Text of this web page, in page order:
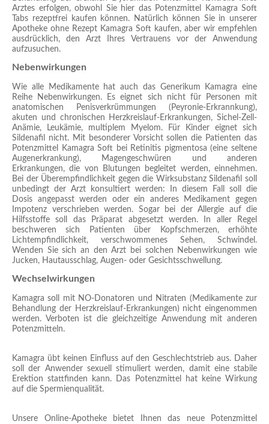
Arztes erfolgen, obwohl Sie hier das Potenzmittel Kamagra Soft
Tabs rezeptfrei kaufen können. Natürlich können Sie in unserer
Apotheke ohne Rezept Kamagra Soft kaufen, aber wir empfehlen
ausdrücklich, den Arzt Ihres Vertrauens vor der Anwendung
aufzusuchen.
Nebenwirkungen
Wie alle Medikamente hat auch das Generikum Kamagra eine
Reihe Nebenwirkungen. Es eignet sich nicht für Personen mit
anatomischen Penisverkrümmungen (Peyronie-Erkrannkung),
akuten und chronischen Herzkreislauf-Erkrankungen, Sichel-Zell-
Anämie, Leukämie, multiplem Myelom. Für Kinder eignet sich
Sildenafil nicht. Mit besonderer Vorsicht sollen die Patienten das
Potenzmittel Kamagra Soft bei Retinitis pigmentosa (eine seltene
Augenerkrankung), Magengeschwüren und anderen
Erkrankungen, die von Blutungen begleitet werden, einnehmen.
Bei der Überempfindlichkeit gegen die Wirksubstanz Sildenafil soll
unbedingt der Arzt konsultiert werden: In diesem Fall soll die
Dosis angepasst werden oder ein anderes Medikament gegen
Impotenz verschrieben werden. Sogar bei der Allergie auf die
Hilfsstoffe soll das Präparat abgesetzt werden. In aller Regel
beschweren sich Patienten über Kopfschmerzen, erhöhte
Lichtempfindlichkeit, verschwommenes Sehen, Schwindel.
Wenden Sie sich an den Arzt bei solchen Nebenwirkungen wie
Jucken, Hautausschlag, Augen- oder Gesichtsschwellung.
Wechselwirkungen
Kamagra soll mit NO-Donatoren und Nitraten (Medikamente zur
Behandlung der Herzkreislauf-Erkrankungen) nicht eingenommen
werden. Verboten ist die gleichzeitige Anwendung mit anderen
Potenzmitteln.
Kamagra übt keinen Einfluss auf den Geschlechtstrieb aus. Daher
soll der Anwender sexuell stimuliert werden, damit eine stabile
Erektion stattfinden kann. Das Potenzmittel hat keine Wirkung
auf die Spermienqualität.
Unsere Online-Apotheke bietet Ihnen das neue Potenzmittel